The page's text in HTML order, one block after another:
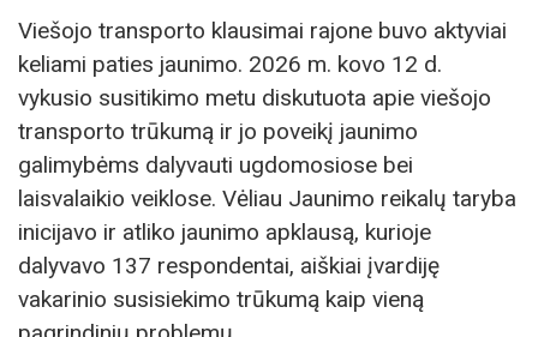
Viešojo transporto klausimai rajone buvo aktyviai
keliami paties jaunimo. 2026 m. kovo 12 d.
vykusio susitikimo metu diskutuota apie viešojo
transporto trūkumą ir jo poveikį jaunimo
galimybėms dalyvauti ugdomosiose bei
laisvalaikio veiklose. Vėliau Jaunimo reikalų taryba
inicijavo ir atliko jaunimo apklausą, kurioje
dalyvavo 137 respondentai, aiškiai įvardiję
vakarinio susisiekimo trūkumą kaip vieną